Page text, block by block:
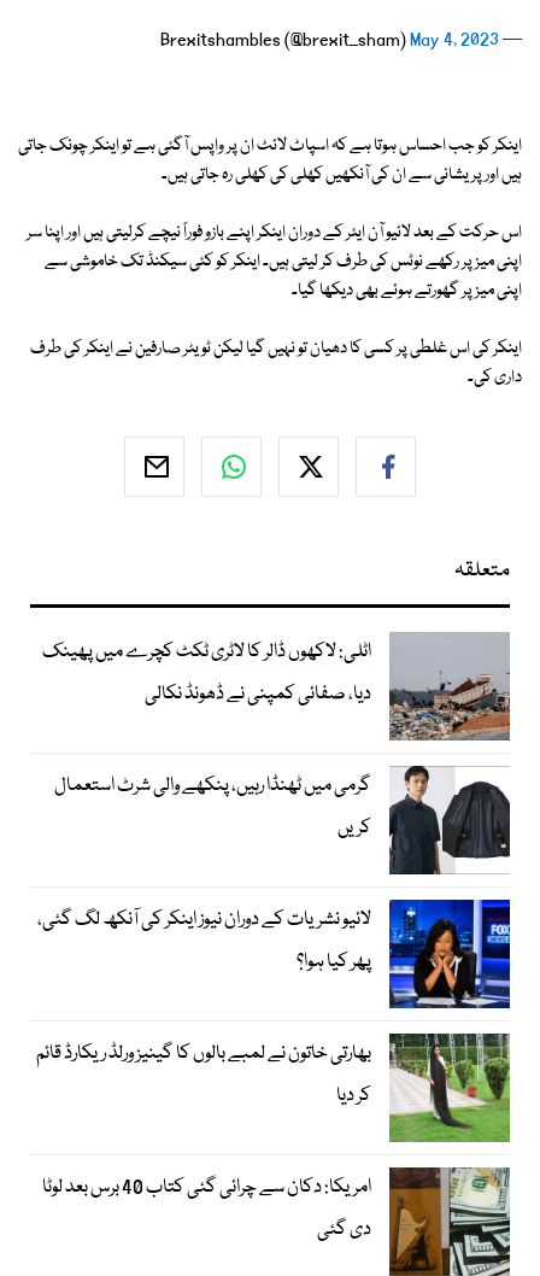
— Brexitshambles (@brexit_sham)
May 4, 2023
اینکر کو جب احساس ہوتا ہے کہ اسپاٹ لائٹ ان پر واپس آگئی ہے تو اینکر چونک جاتی
ہیں اور پریشانی سے ان کی آنکھیں کھلی کی کھلی رہ جاتی ہیں۔
اس حرکت کے بعد لائیو آن ایئر کے دوران اینکر اپنے بازو فوراً نیچے کرلیتی ہیں اور اپنا سر
اپنی میز پر رکھے نوٹس کی طرف کر لیتی ہیں۔ اینکر کو کئی سیکنڈ تک خاموشی سے
اپنی میز پر گھورتے ہوئے بھی دیکھا گیا۔
اینکر کی اس غلطی پر کسی کا دھیان تو نہیں گیا لیکن ٹویٹر صارفین نے اینکر کی طرف
داری کی۔
متعلقہ
اٹلی: لاکھوں ڈالر کا لاٹری ٹکٹ کچرے میں پھینک
دیا، صفائی کمپنی نے ڈھونڈ نکالی
گرمی میں ٹھنڈا رہیں، پنکھے والی شرٹ استعمال
کریں
لائیو نشریات کے دوران نیوز اینکر کی آنکھ لگ گئی،
پھر کیا ہوا؟
بھارتی خاتون نے لمبے بالوں کا گینیز ورلڈ ریکارڈ قائم
کر دیا
امریکا: دکان سے چرائی گئی کتاب 40 برس بعد لوٹا
دی گئی